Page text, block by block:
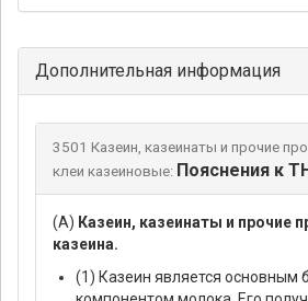
Дополнительная информация
3501 Казеин, казеинаты и прочие
клеи казеиновые: Пояснения к
(А) Казеин, казеинаты и прочие
казеина.
(1) Казеин является основным